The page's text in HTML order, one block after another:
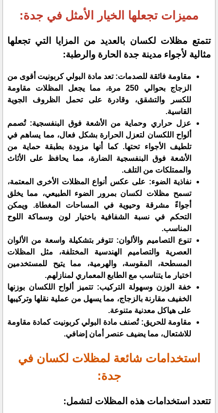
مميزات تجعلها الخيار الأمثل في جدة:
تتمتع مظلات لكسان بالعديد من المزايا التي تجعلها
مثالية لأجواء مدينة جدة الحارة والرطبة:
مقاومة فائقة للصدمات: تعد مادة البولي كربونيت أقوى من
الزجاج بحوالي 250 مرة، مما يجعل المظلات مقاومة
للكسر والتشقق، وقادرة على تحمل الظروف الجوية
القاسية.
عزل حراري وحماية من الأشعة فوق البنفسجية: تُصمم
ألواح اللكسان لتعزل الحرارة بشكل فعال، مما يساهم في
تلطيف الأجواء تحتها. كما أنها مزودة بطبقة حماية من
الأشعة فوق البنفسجية الضارة، مما يحافظ على الأثاث
والممتلكات من التلف.
نفاذية الضوء: على عكس أنواع المظلات الأخرى المعتمة،
تسمح مظلات لكسان بمرور الضوء الطبيعي، مما يخلق
أجواءً مشرقة وحيوية في المساحات المغطاة. ويمكن
التحكم في نسبة الشفافية باختيار لون وسماكة اللوح
المناسب.
تنوع التصاميم والألوان: تتوفر بتشكيلة واسعة من الألوان
العصرية والتصاميم الهندسية المختلفة، مثل المظلات
المسطحة، المقوسة، والهرمية، مما يتيح للمستخدمين
اختيار ما يتناسب مع الطابع المعماري لمنازلهم.
خفة الوزن وسهولة التركيب: تتميز ألواح اللكسان بوزنها
الخفيف مقارنة بالزجاج، مما يسهل من عملية نقلها وتركيبها
على هياكل معدنية متنوعة.
مقاومة للحريق: تُصنف مادة البولي كربونيت كمادة مقاومة
للاشتعال، مما يضيف عنصر أمان إضافي.
استخدامات شائعة لمظلات لكسان في
جدة:
تتعدد استخدامات هذه المظلات لتشمل: